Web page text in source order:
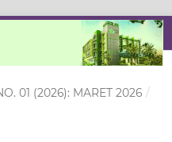
01 (2026): MARET 2026 /